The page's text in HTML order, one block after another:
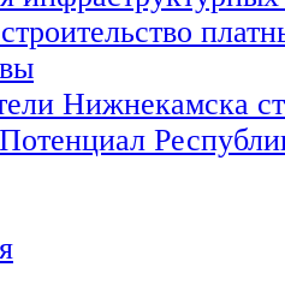
Нижнекамска